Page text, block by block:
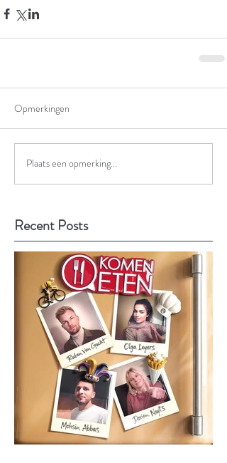
Opmerkingen
Plaats een opmerking...
Recent Posts